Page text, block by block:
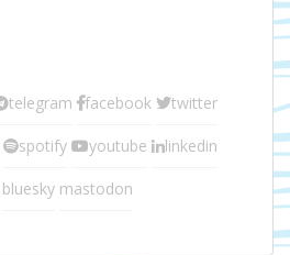
telegram facebook twitter
spotify youtube linkedin
bluesky mastodon